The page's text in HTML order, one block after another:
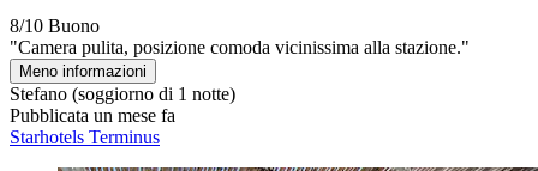
8/10 Buono
"Camera pulita, posizione comoda vicinissima alla stazione."
Meno informazioni
Stefano (soggiorno di 1 notte)
Pubblicata un mese fa
Starhotels Terminus